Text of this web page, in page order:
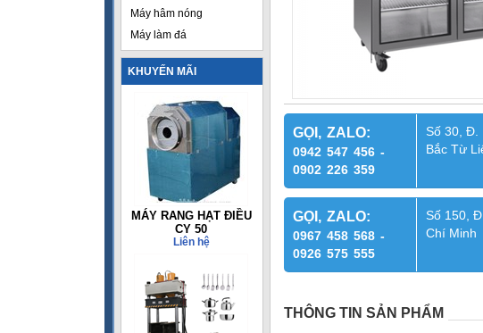
Máy hâm nóng
Máy làm đá
KHUYẾN MÃI
MÁY RANG HẠT ĐIỀU
CY 50
Liên hệ
GỌI, ZALO:
0942 547 456 -
0902 226 359
Số 30, Đ.
Bắc Từ
GỌI, ZALO:
0967 458 568 -
0926 575 555
Số 150,
Chí Minh
THÔNG TIN SẢN PHẨM